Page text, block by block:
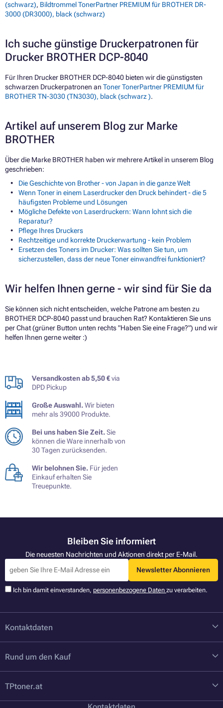
(schwarz), Bildtrommel TonerPartner PREMIUM für BROTHER DR-
3000 (DR3000), black (schwarz)
Ich suche günstige Druckerpatronen für
Drucker BROTHER DCP-8040
Für Ihren Drucker BROTHER DCP-8040 bieten wir die günstigsten
schwarzen Druckerpatronen an Toner TonerPartner PREMIUM für
BROTHER TN-3030 (TN3030), black (schwarz ).
Artikel auf unserem Blog zur Marke
BROTHER
Über die Marke BROTHER haben wir mehrere Artikel in unserem Blog
geschrieben:
Die Geschichte von Brother - von Japan in die ganze Welt
Wenn Toner in einem Laserdrucker den Druck behindert - die 5
häufigsten Probleme und Lösungen
Mögliche Defekte von Laserdruckern: Wann lohnt sich die
Reparatur?
Pflege Ihres Druckers
Rechtzeitige und korrekte Druckerwartung - kein Problem
Ersetzen des Toners im Drucker: Was sollten Sie tun, um
sicherzustellen, dass der neue Toner einwandfrei funktioniert?
Wir helfen Ihnen gerne - wir sind für Sie da
Sie können sich nicht entscheiden, welche Patrone am besten zu
BROTHER DCP-8040 passt und brauchen Rat? Kontaktieren Sie uns
per Chat (grüner Button unten rechts "Haben Sie eine Frage?") und wir
helfen Ihnen gerne weiter :)
Versandkosten ab 5,50 €via
DPD Pickup
Große Auswahl.Wir bieten
mehr als 39000 Produkte.
Bei uns haben Sie Zeit.Sie
können die Ware innerhalb von
30 Tagen zurücksenden.
Wir belohnen Sie. Für jeden
Einkauf erhalten Sie
Treuepunkte.
Bleiben Sie informiert
Die neuesten Nachrichten und Aktionen direkt per E-Mail.
Newsletter Abonnieren
Ich bin damit einverstanden, personenbezogene Daten zu verarbeiten.
Kontaktdaten
Rund um den Kauf
TPtoner.at